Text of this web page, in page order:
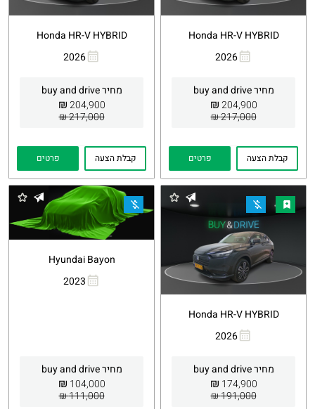
Honda HR-V HYBRID
2026
מחיר buy and drive
204,900
₪
217,000 ₪
Whatsapp
קבלת הצעה פרטים
Honda HR-V HYBRID
2026
מחיר buy and drive
204,900
₪
217,000 ₪
Whatsapp
קבלת הצעה פרטים
Honda HR-V HYBRID
2026
מחיר buy and drive
174,900
₪
191,000 ₪
Whatsapp
Hyundai Bayon
2023
מחיר buy and drive
104,000
₪
111,000 ₪
Whatsapp